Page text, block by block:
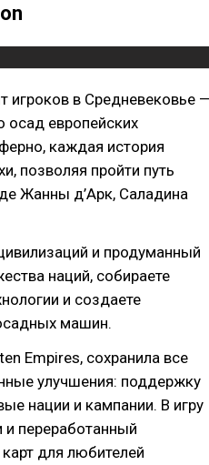
игроков в Средневековье
осад европейских
каждая история
позволяя пройти путь
Жанны д’Арк, Саладина
и продуманный
наций, собираете
и создаете
машин.
Empires, сохранила все
улучшения: поддержку
нации и кампании. В игру
и переработанный
для любителей